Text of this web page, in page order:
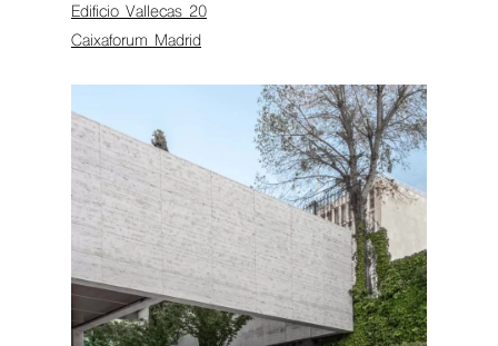
Edificio Vallecas 20
Caixaforum Madrid